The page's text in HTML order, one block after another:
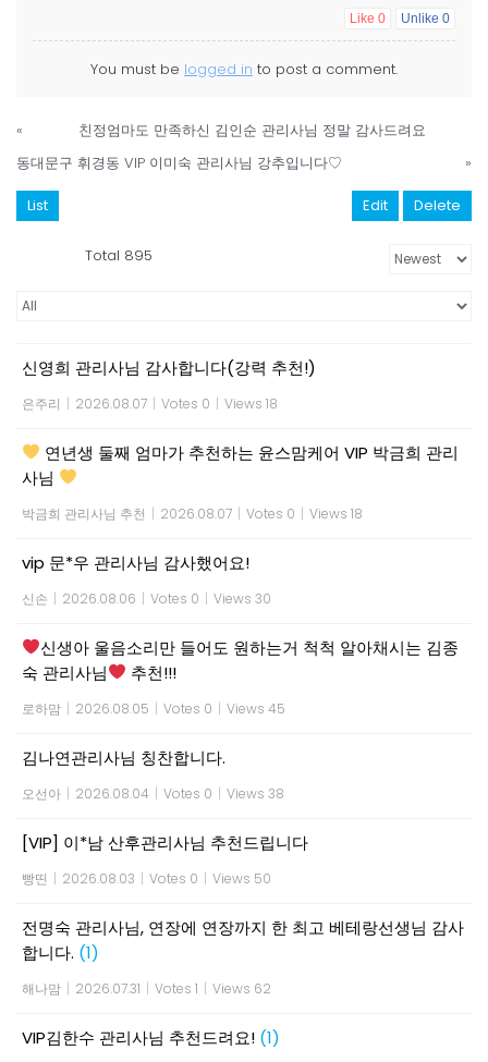
Like 0 Unlike 0
You must be logged in to post a comment.
«
친정엄마도 만족하신 김인순 관리사님 정말 감사드려요
동대문구 휘경동 VIP 이미숙 관리사님 강추입니다♡
»
List Edit Delete
Total 895
신영희 관리사님 감사합니다(강력 추천!)
은주리 | 2026.08.07 | Votes 0 | Views 18
연년생 둘째 엄마가 추천하는 윤스맘케어 VIP 박금희 관리
사님
박금희 관리사님 추천 | 2026.08.07 | Votes 0 | Views 18
vip 문*우 관리사님 감사했어요!
신손 | 2026.08.06 | Votes 0 | Views 30
신생아 울음소리만 들어도 원하는거 척척 알아채시는 김종
숙 관리사님
추천!!!
로하맘 | 2026.08.05 | Votes 0 | Views 45
김나연관리사님 칭찬합니다.
오선아 | 2026.08.04 | Votes 0 | Views 38
[VIP] 이*남 산후관리사님 추천드립니다
빵띤 | 2026.08.03 | Votes 0 | Views 50
전명숙 관리사님, 연장에 연장까지 한 최고 베테랑선생님 감사
합니다. (1)
해나맘 | 2026.07.31 | Votes 1 | Views 62
VIP김한수 관리사님 추천드려요! (1)